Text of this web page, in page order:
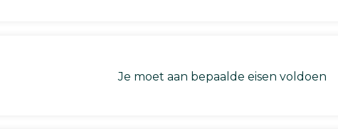
Je moet aan bepaalde eisen voldoen